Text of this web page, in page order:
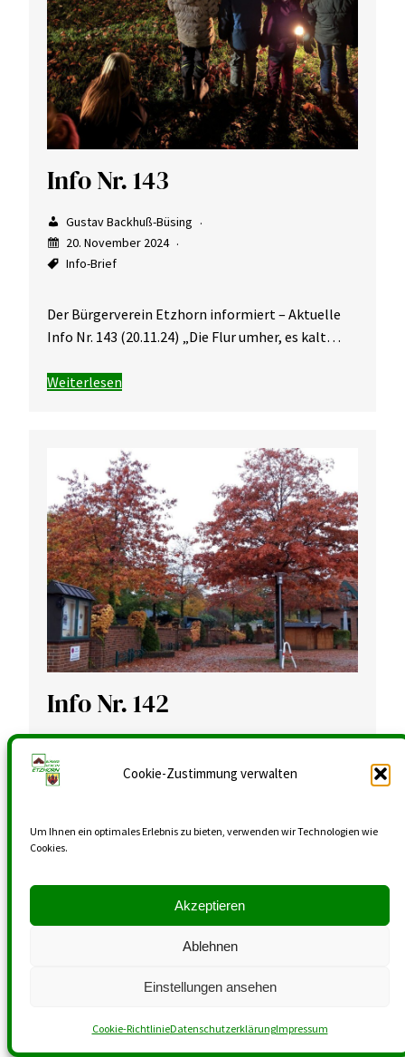
Cookie-Zustimmung verwalten
Um Ihnen ein optimales Erlebnis zu bieten, verwenden wir Technologien wie
Cookies.
Akzeptieren
Ablehnen
Einstellungen ansehen
Cookie-RichtlinieDatenschutzerklärungImpressum
Info Nr. 143
Gustav Backhuß-Büsing
20. November 2024
Info-Brief
Der Bürgerverein Etzhorn informiert – Aktuelle
Info Nr. 143 (20.11.24) „Die Flur umher, es kalt…
Weiterlesen
Info Nr. 142
den Wein, den holden! Wir wollen…
Weiterlesen